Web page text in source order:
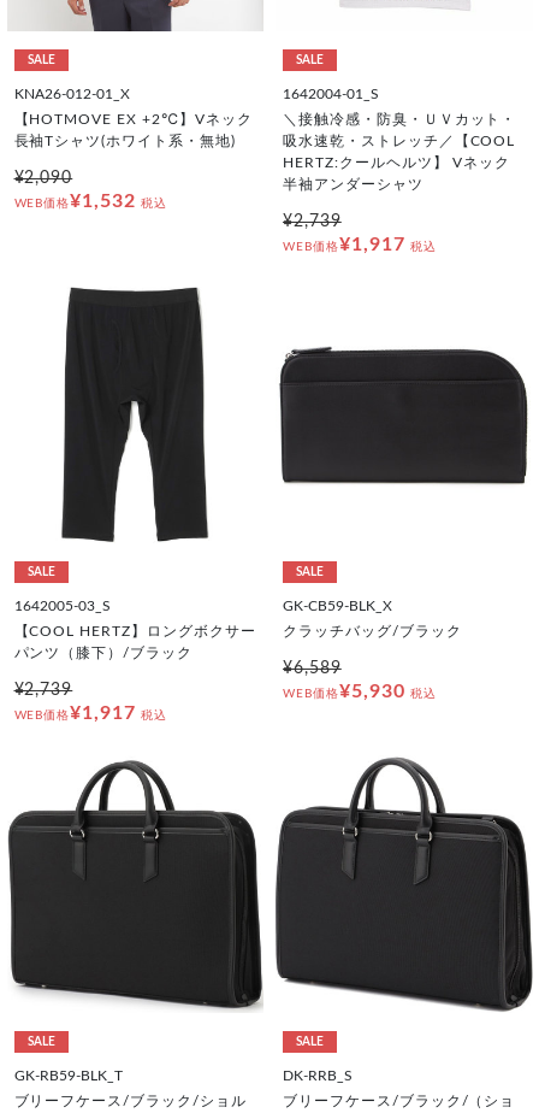
SALE
KNA26-012-01_X
【HOTMOVE EX +2℃】Vネック
長袖Tシャツ(ホワイト系・無地)
¥2,090
WEB価格¥1,532 税込
SALE
1642004-01_S
＼接触冷感・防臭・ＵＶカット・
吸水速乾・ストレッチ／【COOL
HERTZ:クールヘルツ】 Vネック
半袖アンダーシャツ
¥2,739
WEB価格¥1,917 税込
SALE
1642005-03_S
【COOL HERTZ】ロングボクサー
パンツ（膝下）/ブラック
¥2,739
WEB価格¥1,917 税込
SALE
GK-CB59-BLK_X
クラッチバッグ/ブラック
¥6,589
WEB価格¥5,930 税込
SALE
GK-RB59-BLK_T
ブリーフケース/ブラック/ショル
SALE
DK-RRB_S
ブリーフケース/ブラック/（ショ